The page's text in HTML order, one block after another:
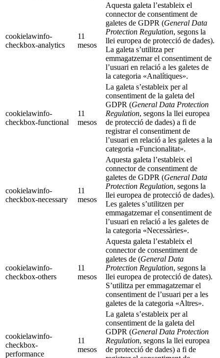
cookielawinfo-
checkbox-analytics
11
mesos
Aquesta galeta l’estableix el
connector de consentiment de
galetes de GDPR (General Data
Protection Regulation, segons la
llei europea de protecció de dades).
La galeta s’utilitza per
emmagatzemar el consentiment de
l’usuari en relació a les galetes de
la categoria «Analítiques».
cookielawinfo-
checkbox-functional
11
mesos
La galeta s’estableix per al
consentiment de la galeta del
GDPR (General Data Protection
Regulation, segons la llei europea
de protecció de dades) a fi de
registrar el consentiment de
l’usuari en relació a les galetes a la
categoria «Funcionalitat».
cookielawinfo-
checkbox-necessary
11
mesos
Aquesta galeta l’estableix el
connector de consentiment de
galetes de GDPR (General Data
Protection Regulation, segons la
llei europea de protecció de dades).
Les galetes s’utilitzen per
emmagatzemar el consentiment de
l’usuari en relació a les galetes de
la categoria «Necessàries».
cookielawinfo-
checkbox-others
11
mesos
Aquesta galeta l’estableix el
connector de consentiment de
galetes de (General Data
Protection Regulation, segons la
llei europea de protecció de dates).
S’utilitza per emmagatzemar el
consentiment de l’usuari per a les
galetes de la categoria «Altres».
cookielawinfo-
checkbox-
performance
11
mesos
La galeta s’estableix per al
consentiment de la galeta del
GDPR (General Data Protection
Regulation, segons la llei europea
de protecció de dades) a fi de